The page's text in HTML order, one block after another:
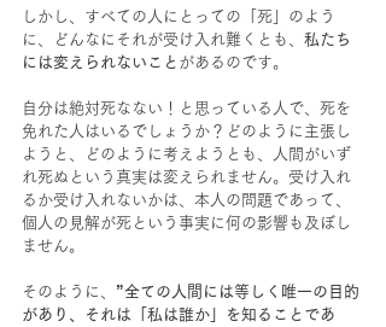
しかし、すべての人にとっての「死」のよう
に、どんなにそれが受け入れ難くとも、 私たち
には変えられないこと があるのです。
自分は絶対死なない！と思っている人で、死を
免れた人はいるでしょうか？どのように主張し
ようと、どのように考えようとも、人間がいず
れ死ぬという真実は変えられません。受け入れ
るか受け入れないかは、本人の問題であって、
個人の見解が死という事実に何の影響も及ぼし
ません。
そのように、 ”全ての人間には等しく唯一の目的
があり、それは「私は誰か」を知ることであ